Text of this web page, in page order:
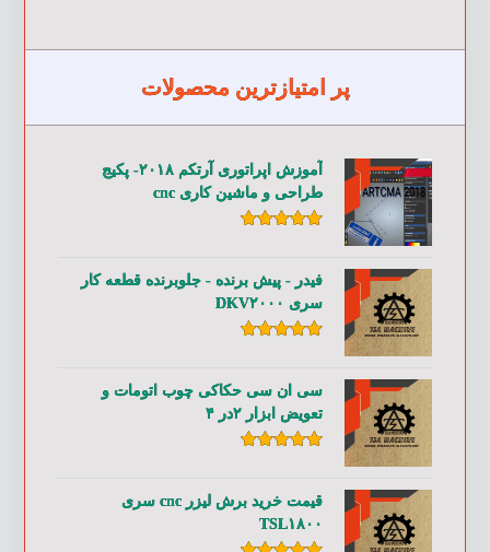
پر امتیازترین محصولات
آموزش اپراتوری آرتکم ۲۰۱۸- پکیج
طراحی و ماشین کاری cnc
فیدر - پیش برنده - جلوبرنده قطعه کار
سری DKV۲۰۰۰
سی ان سی حکاکی چوب اتومات و
تعویض ابزار ۲در ۴
قیمت خرید برش لیزر cnc سری
TSL۱۸۰۰